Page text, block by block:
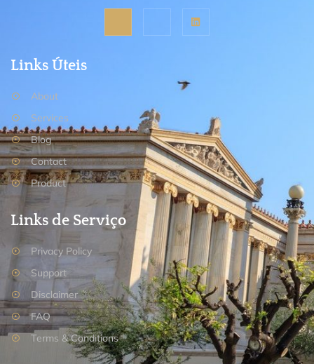
Links Úteis
About
Services
Blog
Contact
Product
Links de Serviço
Privacy Policy
Support
Disclaimer
FAQ
Terms & Conditions